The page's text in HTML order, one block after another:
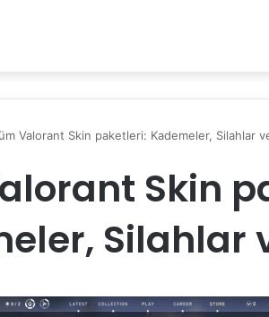
Valorant Skin paketleri: Kademeler, Silahlar
Skin
Silahlar